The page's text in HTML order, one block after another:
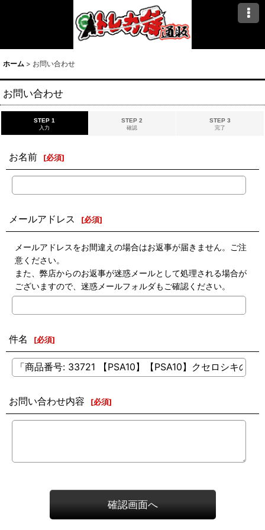
ホーム > お問い合わせ
お問い合わせ
STEP 1
入力
STEP 2
確認
STEP 3
完了
お名前 [必須]
メールアドレス [必須]
メールアドレスをお間違えの場合はお返事が届きません。ご注
意ください。
また、弊店からのお返事が迷惑メールとして処理される場合が
ございますので、迷惑メールフォルダもご確認ください。
件名 [必須]
お問い合わせ内容 [必須]
確認画面へ